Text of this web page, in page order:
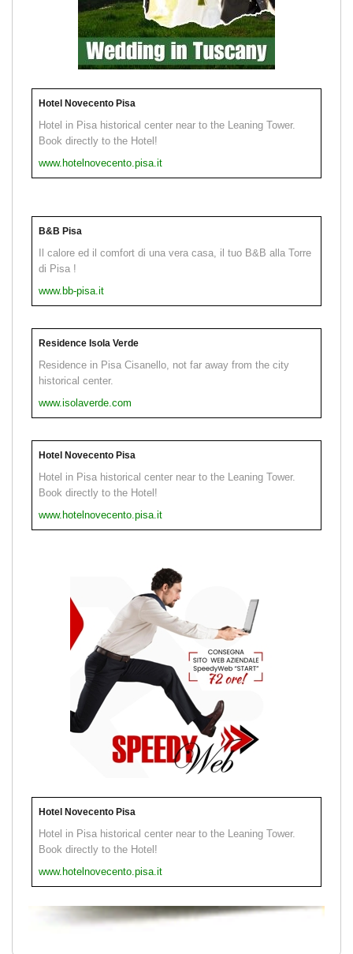
Hotel Novecento Pisa
Hotel in Pisa historical center near to the Leaning Tower.
Book directly to the Hotel!
www.hotelnovecento.pisa.it
B&B Pisa
Il calore ed il comfort di una vera casa, il tuo B&B alla Torre
di Pisa !
www.bb-pisa.it
Residence Isola Verde
Residence in Pisa Cisanello, not far away from the city
historical center.
www.isolaverde.com
Hotel Novecento Pisa
Hotel in Pisa historical center near to the Leaning Tower.
Book directly to the Hotel!
www.hotelnovecento.pisa.it
Hotel Novecento Pisa
Hotel in Pisa historical center near to the Leaning Tower.
Book directly to the Hotel!
www.hotelnovecento.pisa.it